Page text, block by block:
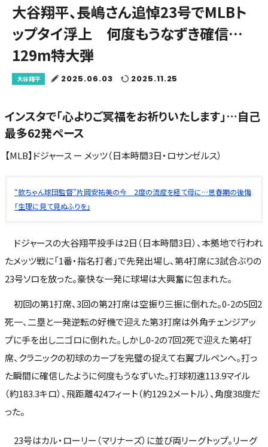
大谷翔平、長嶋さん追悼23号でMLBト
ップタイ浮上 何度もうなずき確信…
129m特大弾
大谷翔平 2025.06.03 2025.11.25
インスタで「心よりご冥福をお祈りいたします」…自己
最多62発ペース
【MLB】ドジャース ー メッツ（日本時間3日・ロサンゼルス）
“欽ちゃん球団監督”片岡安祐美の今 2度の流産を経て母に…思春期の後悔
「生理に見て見ぬふりを」
ドジャースの大谷翔平投手は2日（日本時間3日）、本拠地で行われ
たメッツ戦に「1番・指名打者」で先発出場し、第4打席に3試合ぶりの
23号ソロを放った。豪快な一発に球場は大興奮に包まれた。
初回の第1打席、3回の第2打席は空振り三振に倒れた。0-2の5回2
死一、二塁と一発逆転の好機で迎えた第3打席は外角チェンジアッ
プに手を出し二ゴロに倒れた。しかし0-2の7回2死で迎えた第4打
席、クラニックの初球のカーブを完璧の捉えて右翼ブルペンへ。打っ
た瞬間に確信したように何度もうなずいた。打球初速113.9マイル
（約183.3キロ）、飛距離424フィート（約129.2メートル）、角度38度だ
った。
23号はカル・ローリー（マリナーズ）に並び両リーグトップ。リーグ